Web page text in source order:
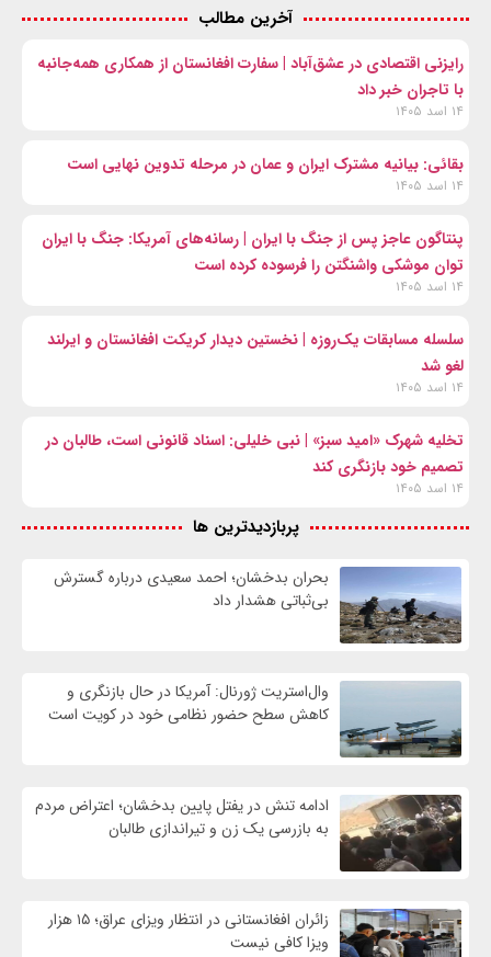
آخرین مطالب
رایزنی اقتصادی در عشق‌آباد | سفارت افغانستان از همکاری همه‌جانبه
با تاجران خبر داد
۱۴ اسد ۱۴۰۵
بقائی: بیانیه مشترک ایران و عمان در مرحله تدوین نهایی است
۱۴ اسد ۱۴۰۵
پنتاگون عاجز پس از جنگ با ایران | رسانه‌های آمریکا: جنگ با ایران
توان موشکی واشنگتن را فرسوده کرده است
۱۴ اسد ۱۴۰۵
سلسله مسابقات یک‌روزه | نخستین دیدار کریکت افغانستان و ایرلند
لغو شد
۱۴ اسد ۱۴۰۵
تخلیه شهرک «امید سبز» | نبی خلیلی: اسناد قانونی است، طالبان در
تصمیم خود بازنگری کند
۱۴ اسد ۱۴۰۵
پربازدیدترین ها
بحران بدخشان؛ احمد سعیدی درباره گسترش
بی‌ثباتی هشدار داد
وال‌استریت ژورنال: آمریکا در حال بازنگری و
کاهش سطح حضور نظامی خود در کویت است
ادامه تنش در یفتل پایین بدخشان؛ اعتراض مردم
به بازرسی یک زن و تیراندازی طالبان
زائران افغانستانی در انتظار ویزای عراق؛ ۱۵ هزار
ویزا کافی نیست